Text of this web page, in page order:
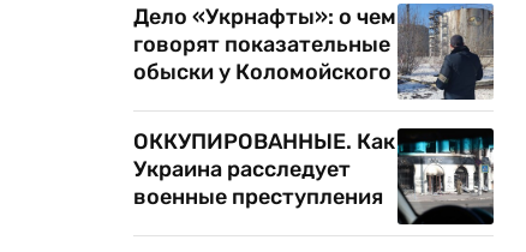
Дело «Укрнафты»: о чем
говорят показательные
обыски у Коломойского
ОККУПИРОВАННЫЕ. Как
Украина расследует
военные преступления